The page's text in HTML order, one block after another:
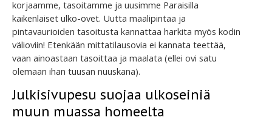
korjaamme, tasoitamme ja uusimme Paraisilla
kaikenlaiset ulko-ovet. Uutta maalipintaa ja
pintavaurioiden tasoitusta kannattaa harkita myös kodin
välioviin! Etenkään mittatilausovia ei kannata teettää,
vaan ainoastaan tasoittaa ja maalata (ellei ovi satu
olemaan ihan tuusan nuuskana).
Julkisivupesu suojaa ulkoseiniä
muun muassa homeelta